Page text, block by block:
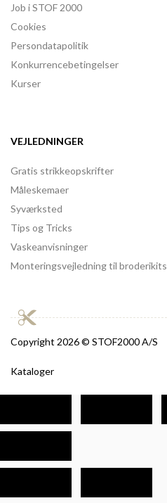
Job i STOF 2000
Cookies
Persondatapolitik
Konkurrencebetingelser
Kurser
VEJLEDNINGER
Gratis strikkeopskrifter
Måleskemaer
Syværksted
Tips og Tricks
Vaskeanvisninger
Monteringsvejledning til broderikits
Copyright 2026 © STOF2000 A/S
Kataloger